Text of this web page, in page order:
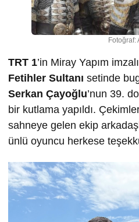
Fotoğraf:
TRT 1’in Miray Yapım
Fetihler Sultanı setinde
Serkan Çayoğlu’nun 39.
bir kutlama yapıldı.
sahneye gelen ekip
ünlü oyuncu herkese
Video
oynatıcı